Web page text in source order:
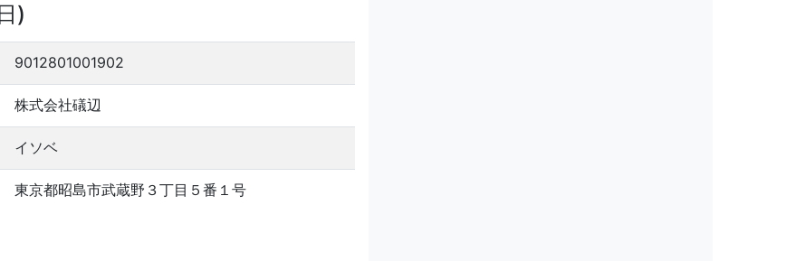
)
9012801001902
株式会社礒辺
イソベ
東京都昭島市武蔵野３丁目５番１号